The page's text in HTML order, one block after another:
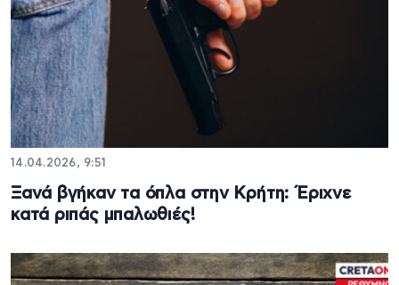
14.04.2026, 9:51
Ξανά βγήκαν τα όπλα στην Κρήτη: Έριχνε
κατά ριπάς μπαλωθιές!